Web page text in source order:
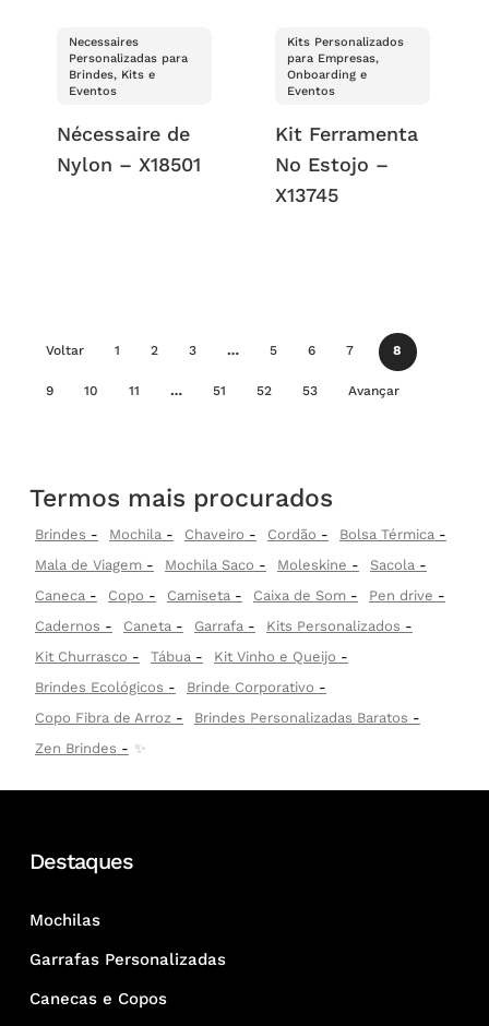
Necessaires
Personalizadas para
Brindes, Kits e
Eventos
Nécessaire de
Nylon – X18501
Kits Personalizados
para Empresas,
Onboarding e
Eventos
Kit Ferramenta
No Estojo –
X13745
Voltar 1 2 3 … 5 6 7 8
9 10 11 … 51 52 53 Avançar
Termos mais procurados
Brindes Mochila Chaveiro Cordão
Bolsa Térmica
Mala de Viagem
Mochila Saco Moleskine
Sacola
Caneca
Copo Camiseta Caixa de Som
Pen drive
Cadernos
Caneta Garrafa
Kits Personalizados
Kit Churrasco
Tábua
Kit Vinho e Queijo
Brindes Ecológicos
Brinde Corporativo
Copo Fibra de Arroz
Brindes Personalizadas Baratos
Zen Brindes
✨
Destaques
Mochilas
Garrafas Personalizadas
Canecas e Copos